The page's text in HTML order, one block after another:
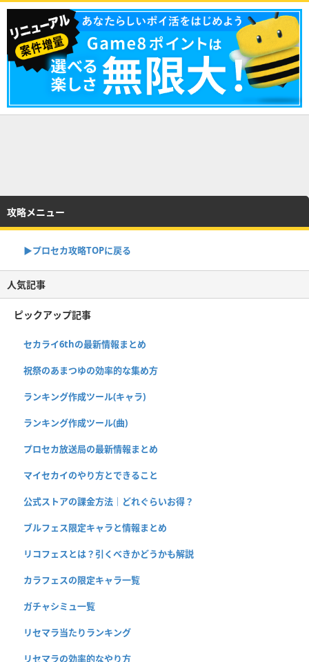
攻略メニュー
▶︎プロセカ攻略TOPに戻る
人気記事
ピックアップ記事
セカライ6thの最新情報まとめ
祝祭のあまつゆの効率的な集め方
ランキング作成ツール(キャラ)
ランキング作成ツール(曲)
プロセカ放送局の最新情報まとめ
マイセカイのやり方とできること
公式ストアの課金方法｜どれぐらいお得？
ブルフェス限定キャラと情報まとめ
リコフェスとは？引くべきかどうかも解説
カラフェスの限定キャラ一覧
ガチャシミュ一覧
リセマラ当たりランキング
リセマラの効率的なやり方